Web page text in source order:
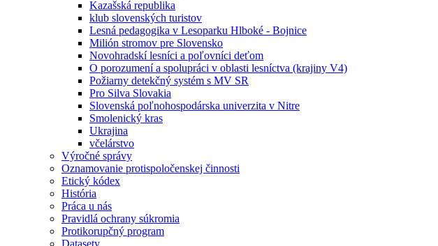
Kazašská republika
klub slovenských turistov
Lesná pedagogika v Lesoparku Hlboké - Bojnice
Milión stromov pre Slovensko
Novohradskí lesníci a poľovníci deťom
O porozumení a spolupráci v oblasti lesníctva (krajiny V4)
Požiarny detekčný systém s MV SR
Pro Silva Slovakia
Slovenská poľnohospodárska univerzita v Nitre
Smolenický kras
Ukrajina
včelárstvo
Výročné správy
Oznamovanie protispoločenskej činnosti
Etický kódex
História
Práca u nás
Pravidlá ochrany súkromia
Protikorupčný program
Datasety